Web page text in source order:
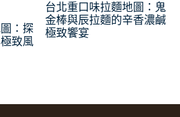
：探
致風
台北重口味拉麵地圖：鬼
金棒與辰拉麵的辛香濃鹹
極致饗宴